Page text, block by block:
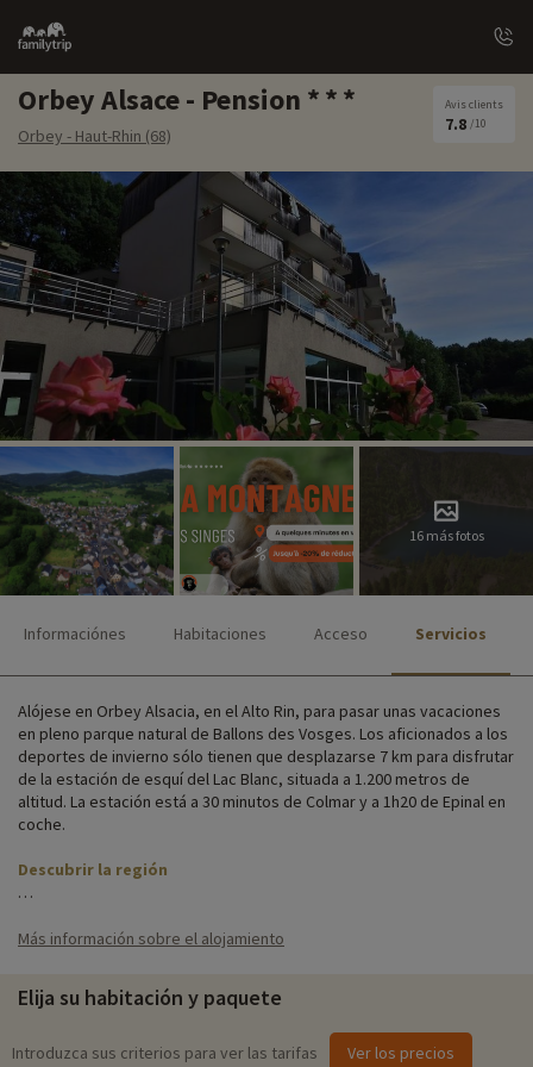
Family
trip
Orbey Alsace - Pension
Orbey - Haut-Rhin (68)
Avis clients
7.8 /10
16 más fotos
Informaciónes Habitaciones Acceso Servicios
Alójese en Orbey Alsacia, en el Alto Rin, para pasar unas vacaciones
en pleno parque natural de Ballons des Vosges. Los aficionados a los
deportes de invierno sólo tienen que desplazarse 7 km para disfrutar
de la estación de esquí del Lac Blanc, situada a 1.200 metros de
altitud. La estación está a 30 minutos de Colmar y a 1h20 de Epinal en
coche.
Descubrir la región
al pueblo de Orbey, entre montañas y viñedos. Alójese en una de las
En el lugar, encontrará todos los servicios e instalaciones necesarios
para su estancia: un aparcamiento exterior, un restaurante, una
Más información sobre el alojamiento
Elija su habitación y paquete
Introduzca sus criterios para ver las tarifas Ver los precios